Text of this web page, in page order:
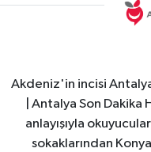
Akdeniz'in incisi
| Antalya Son Dakika
anlayışıyla
sokaklarından